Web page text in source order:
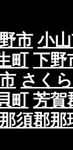
市 小
町 下野
さく
町 芳賀
那須郡那